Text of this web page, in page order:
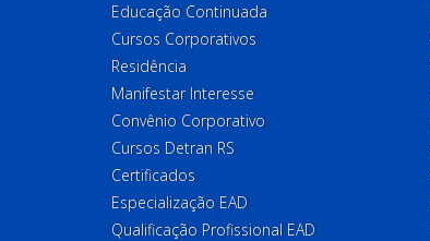
Educação Continuada
Cursos Corporativos
Residência
Manifestar Interesse
Convênio Corporativo
Cursos Detran RS
Certificados
Especialização EAD
Qualificação Profissional EAD